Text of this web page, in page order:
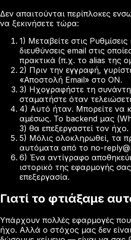
Δεν απαιτούνται περίπλοκες
να ξεκινήσετε τώρα:
1) Μεταβείτε στις
διευθύνσεις email στις
πρακτικά (π.χ. το alias της
2) Πριν την εγγραφή,
«Αποστολή Email» στο ON.
3) Ηχογραφήστε τη
σταματήστε όταν
4) Αυτό ήταν. Μπορείτε να
αμέσως. Το backend μας
3) θα επεξεργαστεί τον ήχο.
5) Μόλις ολοκληρωθεί, τα
αυτόματα από το no-
6) Ένα αντίγραφο
ιστορικό της εφαρμογής
επεξεργασία.
Γιατί το φτιάξαμε
Υπάρχουν πολλές εφαρμογές
ήχο. Αλλά ο στόχος μας δεν